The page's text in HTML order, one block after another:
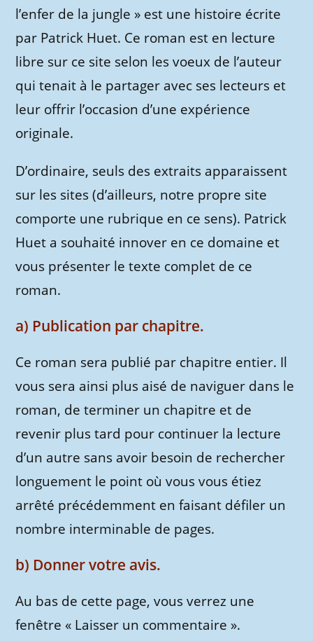
l’enfer de la jungle » est une histoire écrite
par Patrick Huet. Ce roman est en lecture
libre sur ce site selon les voeux de l’auteur
qui tenait à le partager avec ses lecteurs et
leur offrir l’occasion d’une expérience
originale.
D’ordinaire, seuls des extraits apparaissent
sur les sites (d’ailleurs, notre propre site
comporte une rubrique en ce sens). Patrick
Huet a souhaité innover en ce domaine et
vous présenter le texte complet de ce
roman.
a) Publication par chapitre.
Ce roman sera publié par chapitre entier. Il
vous sera ainsi plus aisé de naviguer dans le
roman, de terminer un chapitre et de
revenir plus tard pour continuer la lecture
d’un autre sans avoir besoin de rechercher
longuement le point où vous vous étiez
arrêté précédemment en faisant défiler un
nombre interminable de pages.
b) Donner votre avis.
Au bas de cette page, vous verrez une
fenêtre « Laisser un commentaire ».